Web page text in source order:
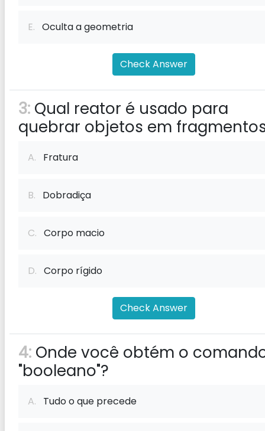
E. Oculta a geometria
Check Answer
3: Qual reator é usado para
quebrar objetos em
A. Fratura
B. Dobradiça
C. Corpo macio
D. Corpo rígido
Check Answer
4: Onde você obtém o
"booleano"?
A. Tudo o que precede